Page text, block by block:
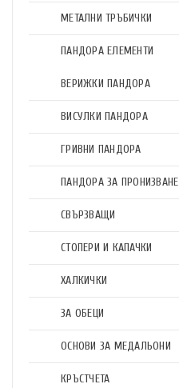
МЕТАЛНИ ТРЪБИЧКИ
ПАНДОРА ЕЛЕМЕНТИ
ВЕРИЖКИ ПАНДОРА
ВИСУЛКИ ПАНДОРА
ГРИВНИ ПАНДОРА
ПАНДОРА ЗА ПРОНИЗВАНЕ
СВЪРЗВАЩИ
СТОПЕРИ И КАПАЧКИ
ХАЛКИЧКИ
ЗА ОБЕЦИ
ОСНОВИ ЗА МЕДАЛЬОНИ
КРЪСТЧЕТА